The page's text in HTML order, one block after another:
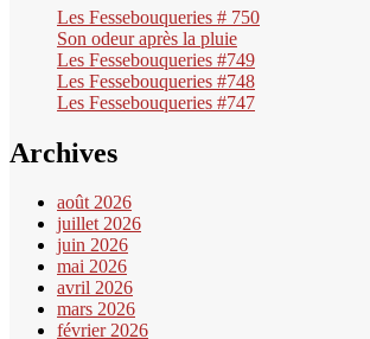
Les Fessebouqueries # 750
Son odeur après la pluie
Les Fessebouqueries #749
Les Fessebouqueries #748
Les Fessebouqueries #747
Archives
août 2026
juillet 2026
juin 2026
mai 2026
avril 2026
mars 2026
février 2026